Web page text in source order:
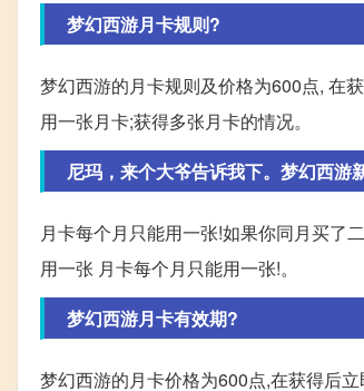
梦幻西游月卡规则?
梦幻西游的月卡规则及价格为600点, 在
用一张月卡;获得多张月卡的情况。
尼玛，来个大爷告诉我下。梦幻西
月卡每个月只能用一张!如果你同月买了
用一张 月卡每个月只能用一张!。
梦幻西游月卡有效期?
梦幻西游的月卡价格为600点,在获得后